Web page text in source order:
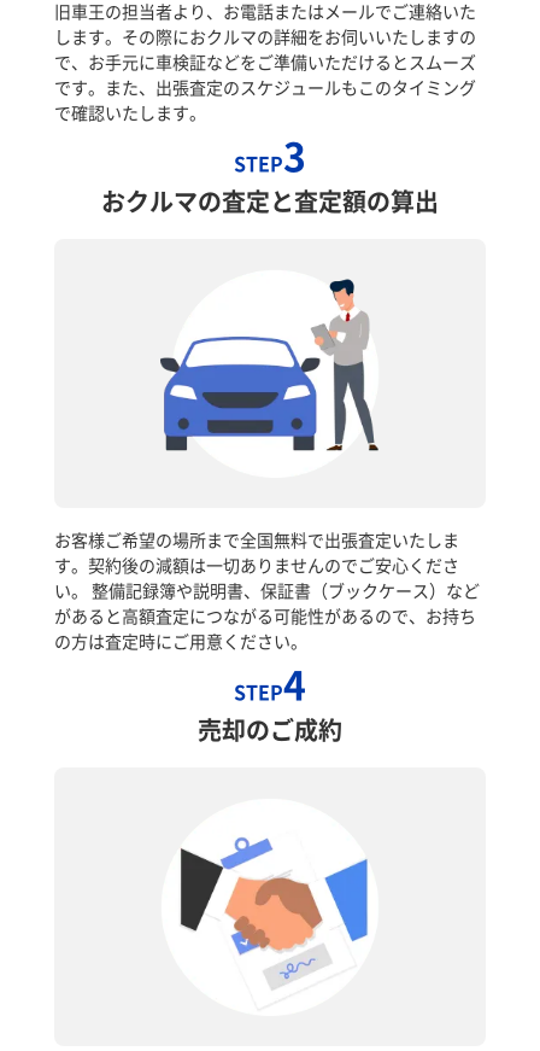
旧車王の担当者より、お電話またはメールでご連絡いた
します。その際におクルマの詳細をお伺いいたしますの
で、お手元に車検証などをご準備いただけるとスムーズ
です。また、出張査定のスケジュールもこのタイミング
で確認いたします。
STEP3
おクルマの査定と査定額の算出
お客様ご希望の場所まで全国無料で出張査定いたしま
す。契約後の減額は一切ありませんのでご安心くださ
い。 整備記録簿や説明書、保証書（ブックケース）など
があると高額査定につながる可能性があるので、お持ち
の方は査定時にご用意ください。
STEP4
売却のご成約